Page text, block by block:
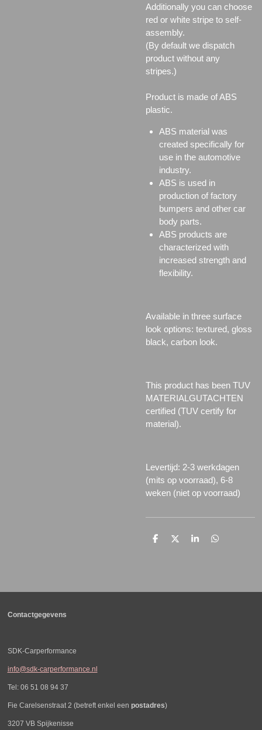
Additionally you can choose
red or white stripe to self-
assembly.
(By default we dispatch
product without any
stripes.)
Product is made of ABS
plastic.
ABS material was
created specifically for
use in the automotive
industry.
ABS is used in
production of factory
bumpers and other car
body parts.
ABS products are
characterized with
increased strength and
flexibility.
Available in three surface
look options: textured, gloss
black, carbon look.
This product has been TUV
MATERIALGUTACHTEN
certified (TUV certify for
material).
Levertijd: 2-3 werkdagen
(mits op voorraad), 6-8
weken (niet op voorraad)
D
D
S
D
Contactgegevens
SDK-Carperformance
info@sdk-carperformance.nl
Tel: 06 51 08 94 37
Fie Carelsenstraat 2 (betreft enkel een postadres)
3207 VB Spijkenisse